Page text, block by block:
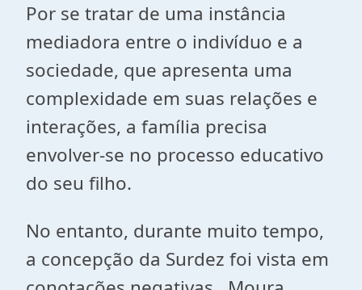
Por se tratar de uma instância
mediadora entre o indivíduo e a
sociedade, que apresenta uma
complexidade em suas relações e
interações, a família precisa
envolver-se no processo educativo
do seu filho.
No entanto, durante muito tempo,
a concepção da Surdez foi vista em